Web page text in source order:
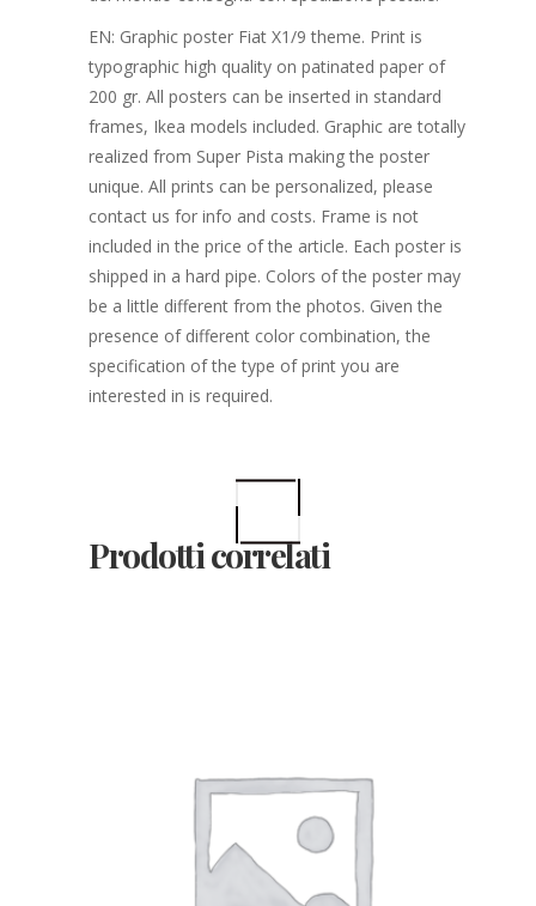
EN: Graphic poster Fiat X1/9 theme. Print is
typographic high quality on patinated paper of
200 gr. All posters can be inserted in standard
frames, Ikea models included. Graphic are totally
realized from Super Pista making the poster
unique. All prints can be personalized, please
contact us for info and costs. Frame is not
included in the price of the article. Each poster is
shipped in a hard pipe. Colors of the poster may
be a little different from the photos. Given the
presence of different color combination, the
specification of the type of print you are
interested in is required.
Prodotti correlati
SCEGLI